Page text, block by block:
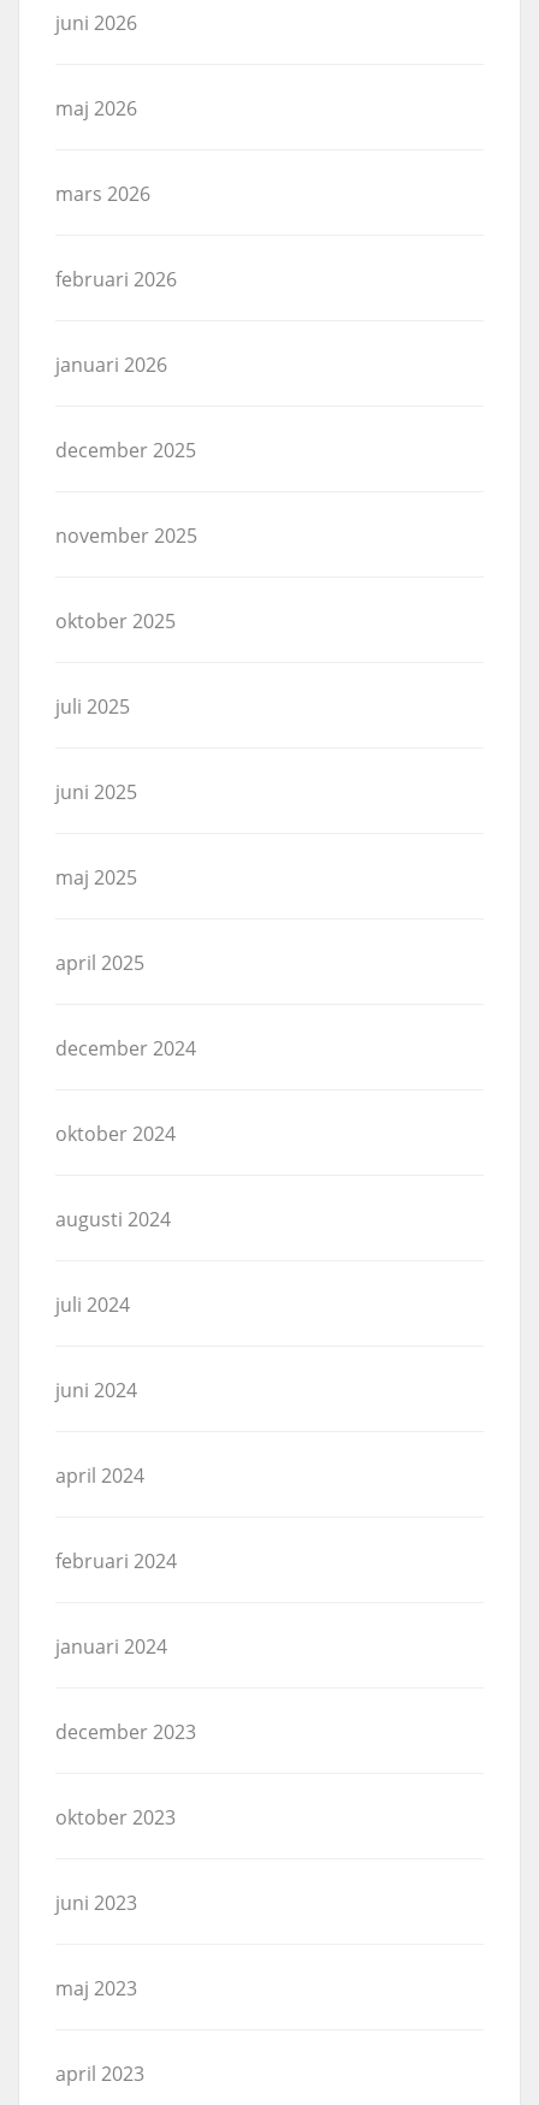
juni 2026
maj 2026
mars 2026
februari 2026
januari 2026
december 2025
november 2025
oktober 2025
juli 2025
juni 2025
maj 2025
april 2025
december 2024
oktober 2024
augusti 2024
juli 2024
juni 2024
april 2024
februari 2024
januari 2024
december 2023
oktober 2023
juni 2023
maj 2023
april 2023